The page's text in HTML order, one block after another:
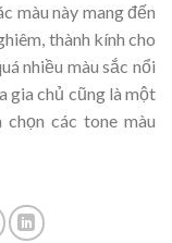
màu này mang đến
thành kính cho
nhiều màu sắc nổi
gia chủ cũng là một
các tone màu